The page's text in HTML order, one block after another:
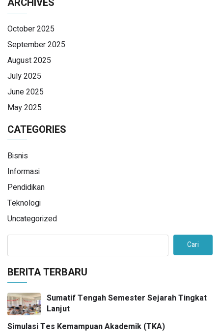
October 2025
September 2025
August 2025
July 2025
June 2025
May 2025
CATEGORIES
Bisnis
Informasi
Pendidikan
Teknologi
Uncategorized
Cari
BERITA TERBARU
Sumatif Tengah Semester Sejarah Tingkat
Lanjut
Simulasi Tes Kemampuan Akademik (TKA)